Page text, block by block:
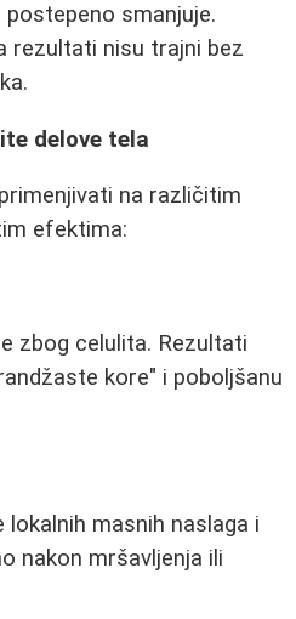
smanjuje.
rezultati nisu trajni bez
delove tela
na različitim
efektima:
zbog celulita. Rezultati
kore" i poboljšanu
lokalnih masnih naslaga i
nakon mršavljenja ili